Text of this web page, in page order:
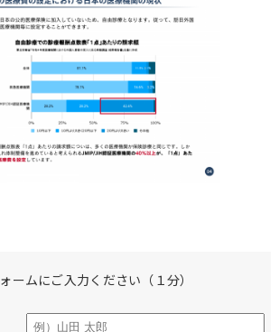
ームにご入力ください（１分）